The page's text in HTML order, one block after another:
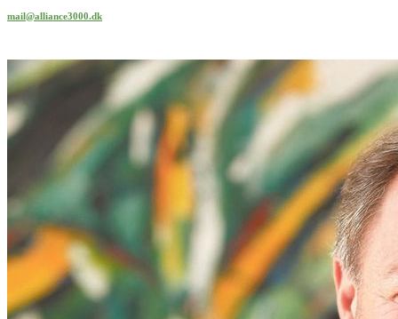
mail@alliance3000.dk